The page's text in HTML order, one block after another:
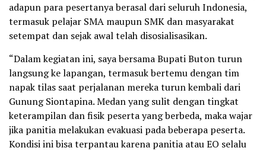
adapun para pesertanya berasal dari seluruh Indonesia,
termasuk pelajar SMA maupun SMK dan masyarakat
setempat dan sejak awal telah disosialisasikan.
“Dalam kegiatan ini, saya bersama Bupati Buton turun
langsung ke lapangan, termasuk bertemu dengan tim
napak tilas saat perjalanan mereka turun kembali dari
Gunung Siontapina. Medan yang sulit dengan tingkat
keterampilan dan fisik peserta yang berbeda, maka wajar
jika panitia melakukan evakuasi pada beberapa peserta.
Kondisi ini bisa terpantau karena panitia atau EO selalu